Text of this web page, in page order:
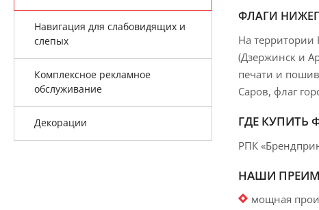
Навигация для слабовидящих и
слепых
Комплексное рекламное
обслуживание
Декорации
ФЛАГИ
На территории
(Дзержинск и
печати и
Саров, флаг
ГДЕ КУПИТЬ
РПК
НАШИ
мощная